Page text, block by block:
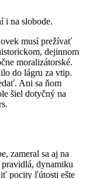
i na slobode.
musí prežívať
dejinnom
moralizátorské.
do lágru za vtip.
Ani sa ňom
šiel dotyčný na
zameral sa aj na
dynamiku
pocity ľútosti ešte